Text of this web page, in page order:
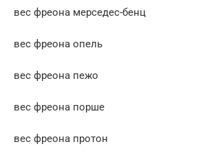
вес фреона мерседес-бенц
вес фреона опель
вес фреона пежо
вес фреона порше
вес фреона протон